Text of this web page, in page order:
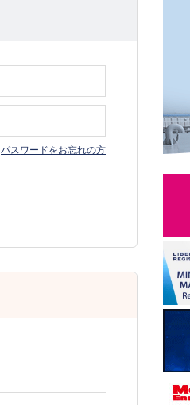
パスワードをお忘れの方